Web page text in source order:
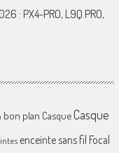
: PX4-PRO, L9Q PRO,
bon plan CasqueCasque
enceinte sans fil Focal